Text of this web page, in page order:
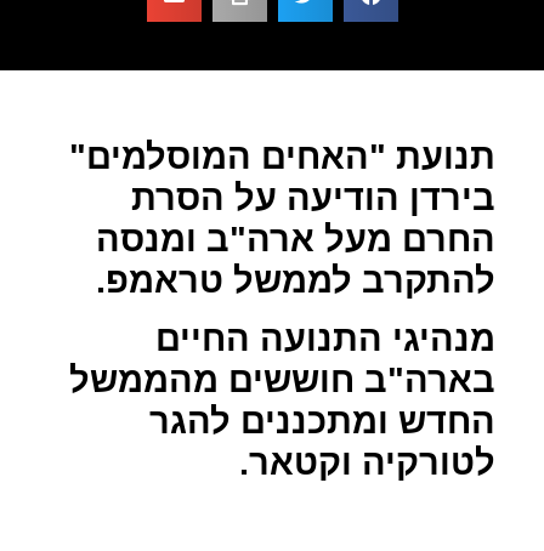
תנועת "האחים המוסלמים"
בירדן הודיעה על הסרת
החרם מעל ארה"ב ומנסה
להתקרב לממשל טראמפ.
מנהיגי התנועה החיים
בארה"ב חוששים מהממשל
החדש ומתכננים להגר
לטורקיה וקטאר.